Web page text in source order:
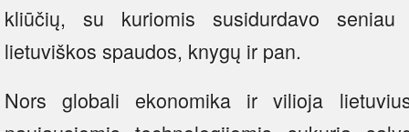
kliūčių, su kuriomis susidurdavo
lietuviškos spaudos, knygų ir pan.
Nors globali ekonomika ir vilioja